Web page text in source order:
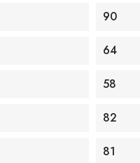
90
64
58
82
81